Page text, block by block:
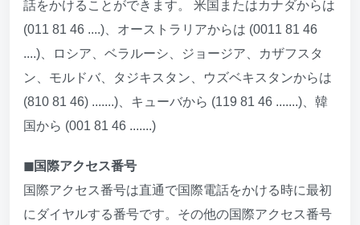
話をかけることができます。 米国またはカナダからは
(011 81 46 ....)、オーストラリアからは (0011 81 46
....)、ロシア、ベラルーシ、ジョージア、カザフスタ
ン、モルドバ、タジキスタン、ウズベキスタンからは
(810 81 46) .......)、キューバから (119 81 46 .......)、韓
国から (001 81 46 .......)
◼︎国際アクセス番号
国際アクセス番号は直通で国際電話をかける時に最初
にダイヤルする番号です。その他の国際アクセス番号